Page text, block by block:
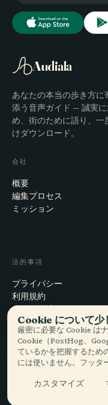
Audiala
あなたの本当の歩き方に
添う音声ガイド — 誠実
め、街のために語り、一
けダウンロード。
会社
概要
編集プロセス
ミッション
法的事項
プライバシー
利用規約
Cookie設定
アカウント削除
© 2026 Audiala · スイス・
EN · FR
Cookie について少
厳密に必要な Cookie は
Cookie（PostHog、
ているかを把握するため
には使いません。フッタ
カスタマイズ